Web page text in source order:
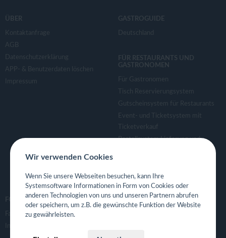
ÜBER
Kontaktanfrage
AGB
Datenschutzerklärung
APP- & Benutzerdaten löschen
Impressum
GASTROGUIDE
Deutschland
FÜR RESTAURANTS UND
GASTRONOMEN
Für Gastronomen
Tisch Reservierungsystem
Gutscheinsystem für Restaurants
Event- und Ticketsystem mit
Ticketverkauf
Bestellsystem Lieferung und
Eigene App für Restaurant
FOLGE UNS
Facebook
Instagram
Wir verwenden Cookies
Wenn Sie unsere Webseiten besuchen, kann Ihre
Systemsoftware Informationen in Form von Cookies oder
anderen Technologien von uns und unseren Partnern abrufen
oder speichern, um z.B. die gewünschte Funktion der Website
zu gewährleisten.